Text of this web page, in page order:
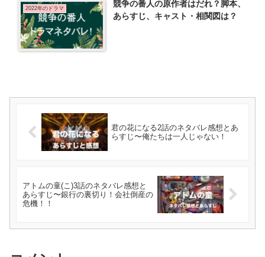
2022年のドラマ
競争の番人の原作者はだれ？脚本、
あらすじ、キャスト・相関図は？
君の花になる2話のネタバレ感想とあ
らすじ〜俺たちは一人じゃない！
アトムの童(こ)3話のネタバレ感想と
あらすじ〜銀行の裏切り！会社倒産の
危機！！